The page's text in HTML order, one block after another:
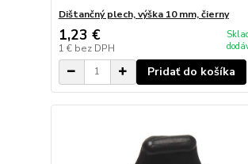
Dištančný plech, výška 10 mm, čierny
1,23 €
1 € bez DPH
Pridať do košíka